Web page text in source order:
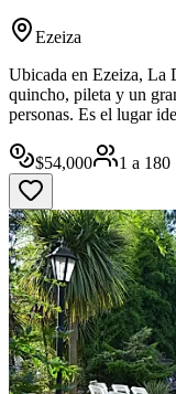
Ezeiza
Ubicada en Ezeiza, La
quincho, pileta y un
personas. Es el lugar
$54,000 1 a 180